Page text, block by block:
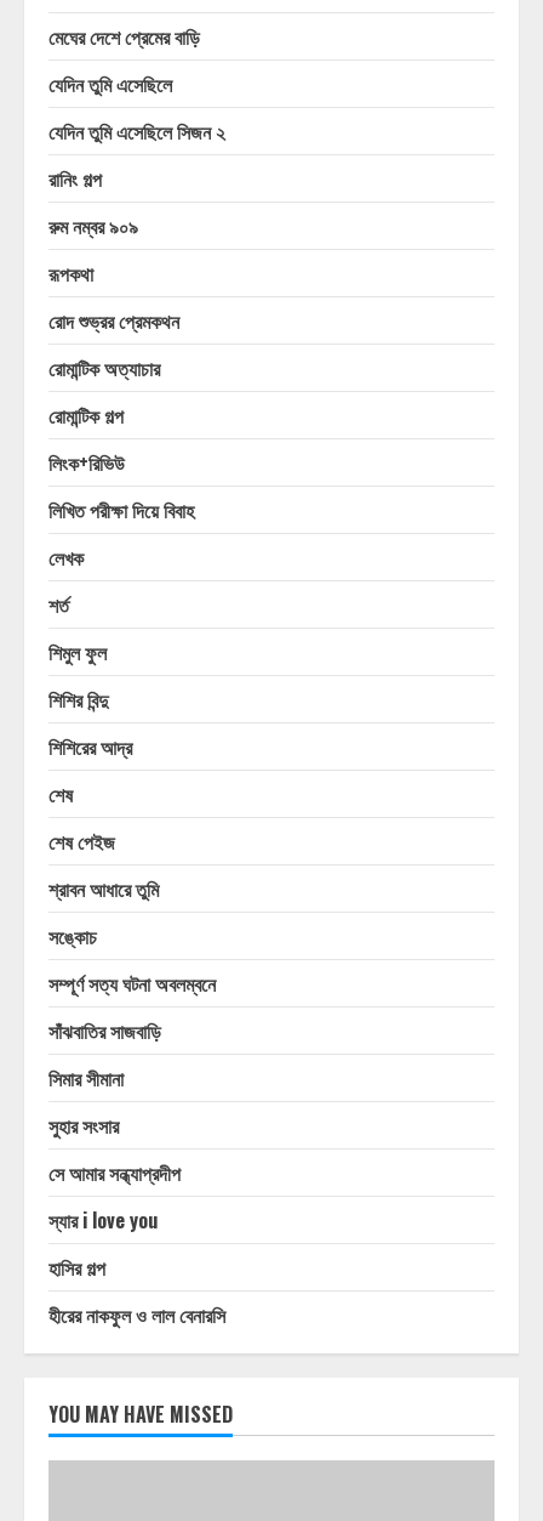
মেঘের দেশে প্রেমের বাড়ি
যেদিন তুমি এসেছিলে
যেদিন তুমি এসেছিলে সিজন ২
রানিং গল্প
রুম নম্বর ৯০৯
রূপকথা
রোদ শুভ্রর প্রেমকথন
রোমান্টিক অত্যাচার
রোমান্টিক গল্প
লিংক+রিভিউ
লিখিত পরীক্ষা দিয়ে বিবাহ
লেখক
শর্ত
শিমুল ফুল
শিশির বিন্দু
শিশিরের আদ্র
শেষ
শেষ পেইজ
শ্রাবন আধারে তুমি
সঙ্কোচ
সম্পূর্ণ সত্য ঘটনা অবলম্বনে
সাঁঝবাতির সাজবাড়ি
সিমার সীমানা
সুহার সংসার
সে আমার সন্ধ্যাপ্রদীপ
স্যার i love you
হাসির গল্প
হীরের নাকফুল ও লাল বেনারসি
YOU MAY HAVE MISSED